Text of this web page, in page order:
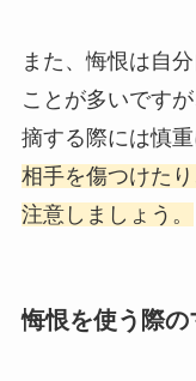
また、悔恨は自
ことが多いです
摘する際には慎
相手を傷つけた
注意しましょう。
悔恨を使う際の